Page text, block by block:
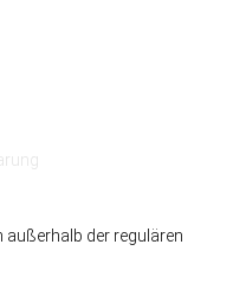
außerhalb der regulären